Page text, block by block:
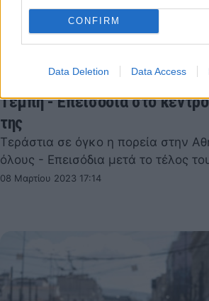
CONFIRM
Data Deletion Data Access
Πάνω από 50.000 κόσμος στην
Τέμπη - Επεισόδια στο
της
Τεράστια σε όγκο η πορεία στην
όλους - Επεισόδια μετά το τέλος
08 Μαρτίου 2023 17:14